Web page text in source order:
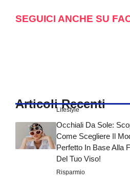
SEGUICI ANCHE SU
Articoli Recenti
Lifestyle
Occhiali Da Sole:
Come Scegliere Il
Perfetto In Base Alla
Del Tuo Viso!
Risparmio